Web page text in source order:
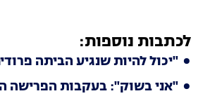
לכתבות נוספות:
"יכול להיות שנגיע הביתה
"אני בשוק": בעקבות הפרישה